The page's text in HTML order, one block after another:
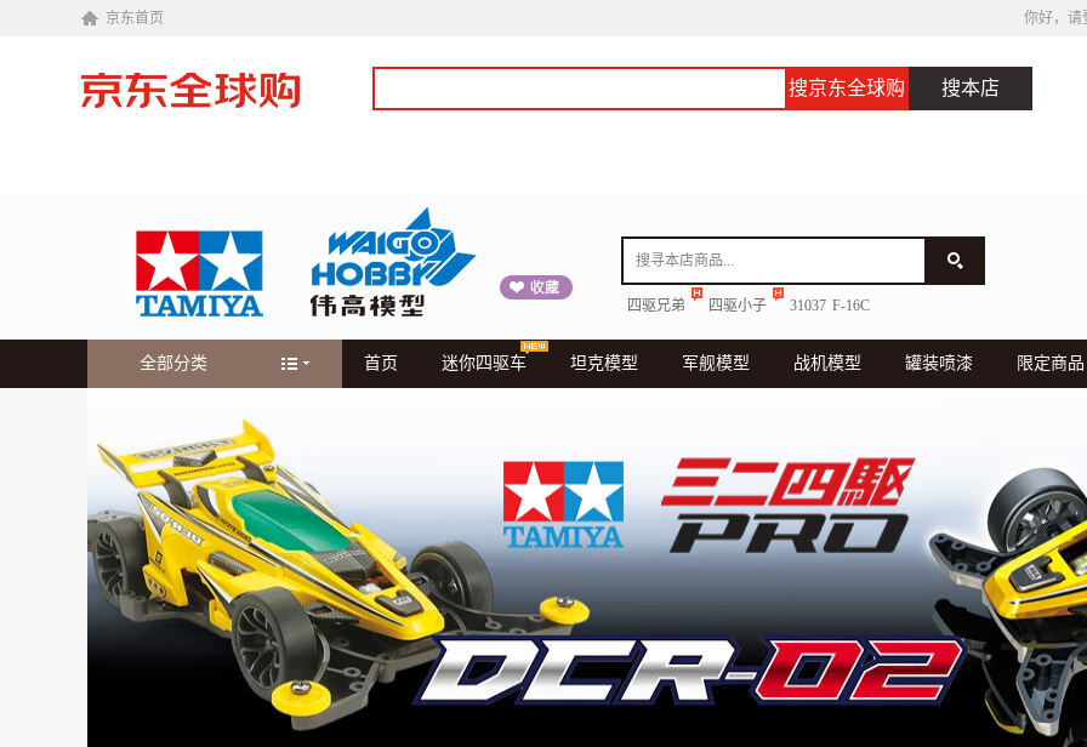
京东首页 你好，请
搜京东全球购 搜本店
四驱兄弟 四驱小子 31037 F-16C
全部分类 首页 迷你四驱车 坦克模型 军舰模型 战机模型 罐装喷漆 限定商品